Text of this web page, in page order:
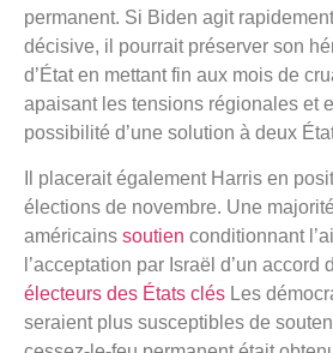
permanent. Si Biden agit
décisive, il pourrait préserver son
d’État en mettant fin aux mois de
apaisant les tensions régionales et
possibilité d’une solution à deux
Il placerait également Harris en
élections de novembre. Une
américains soutien conditionnant
l’acceptation par Israël d’un accord
électeurs des États clés Les
seraient plus susceptibles de